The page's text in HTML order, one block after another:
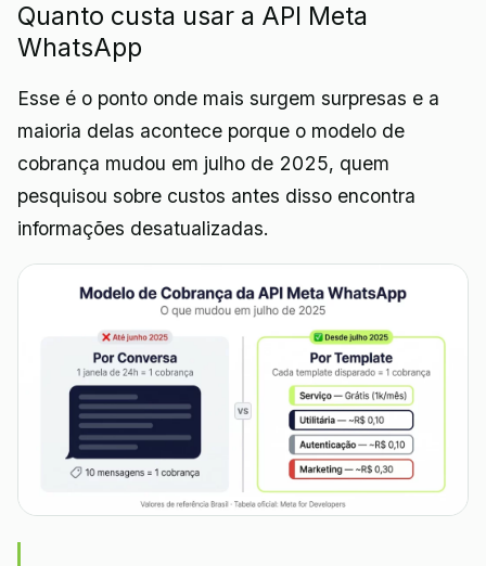
Quanto custa usar a API Meta
WhatsApp
Esse é o ponto onde mais surgem surpresas e a
maioria delas acontece porque o modelo de
cobrança mudou em julho de 2025, quem
pesquisou sobre custos antes disso encontra
informações desatualizadas.